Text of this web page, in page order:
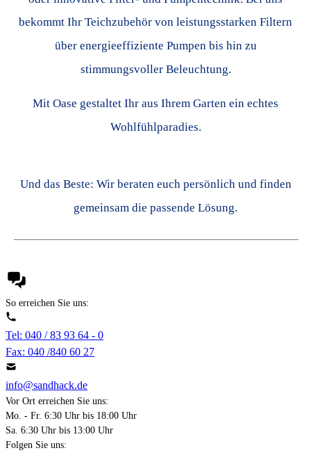
bekommt Ihr Teichzubehör von leistungsstarken Filtern
über energieeffiziente Pumpen bis hin zu
stimmungsvoller Beleuchtung.
Mit Oase gestaltet Ihr aus Ihrem Garten ein echtes
Wohlfühlparadies.
Und das Beste: Wir beraten euch persönlich und finden
gemeinsam die passende Lösung.
So erreichen Sie uns:
Tel: 040 / 83 93 64 - 0
Fax: 040 /840 60 27
info@sandhack.de
Vor Ort erreichen Sie uns:
Mo. - Fr. 6:30 Uhr bis 18:00 Uhr
Sa. 6:30 Uhr bis 13:00 Uhr
Folgen Sie uns: